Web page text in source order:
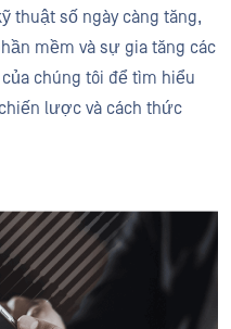
thuật số ngày càng tăng,
mềm và sự gia tăng các
chúng tôi để tìm hiểu
lược và cách thức